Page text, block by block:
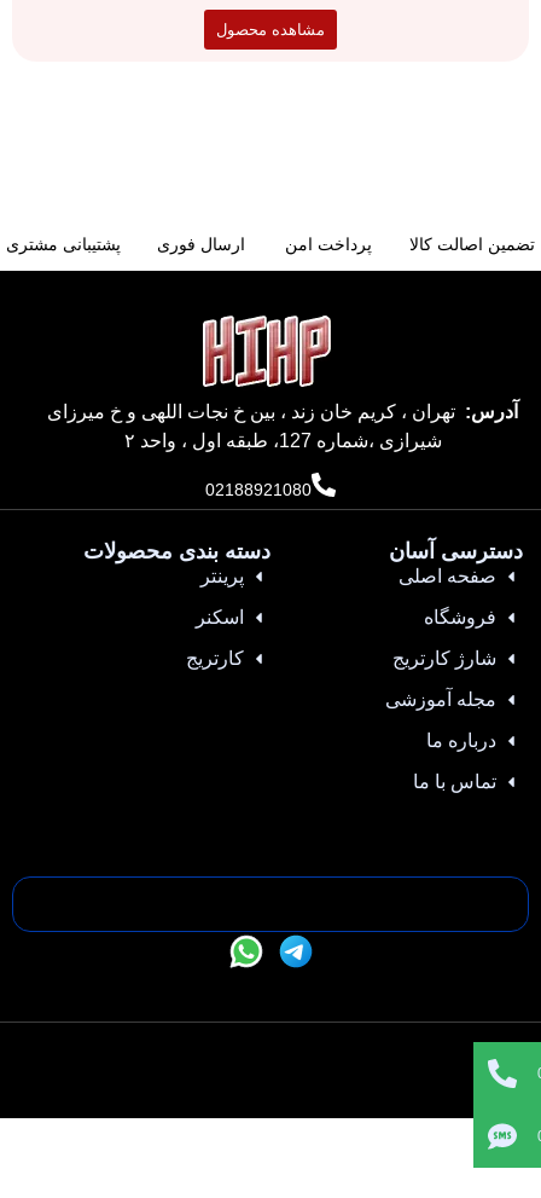
مشاهده محصول
تضمین اصالت کالا پرداخت امن ارسال فوری پشتیبانی مشتری
آدرس: تهران ، کریم خان زند ، بین خ نجات اللهی و خ میرزای
شیرازی ،شماره 127، طبقه اول ، واحد ۲
02188921080
دسترسی آسان
صفحه اصلی
فروشگاه
شارژ کارتریج
مجله آموزشی
درباره ما
تماس با ما
دسته بندی محصولات
پرینتر
اسکنر
کارتریج
تمامی حقوق این سایت متعلق به —- می باشد |